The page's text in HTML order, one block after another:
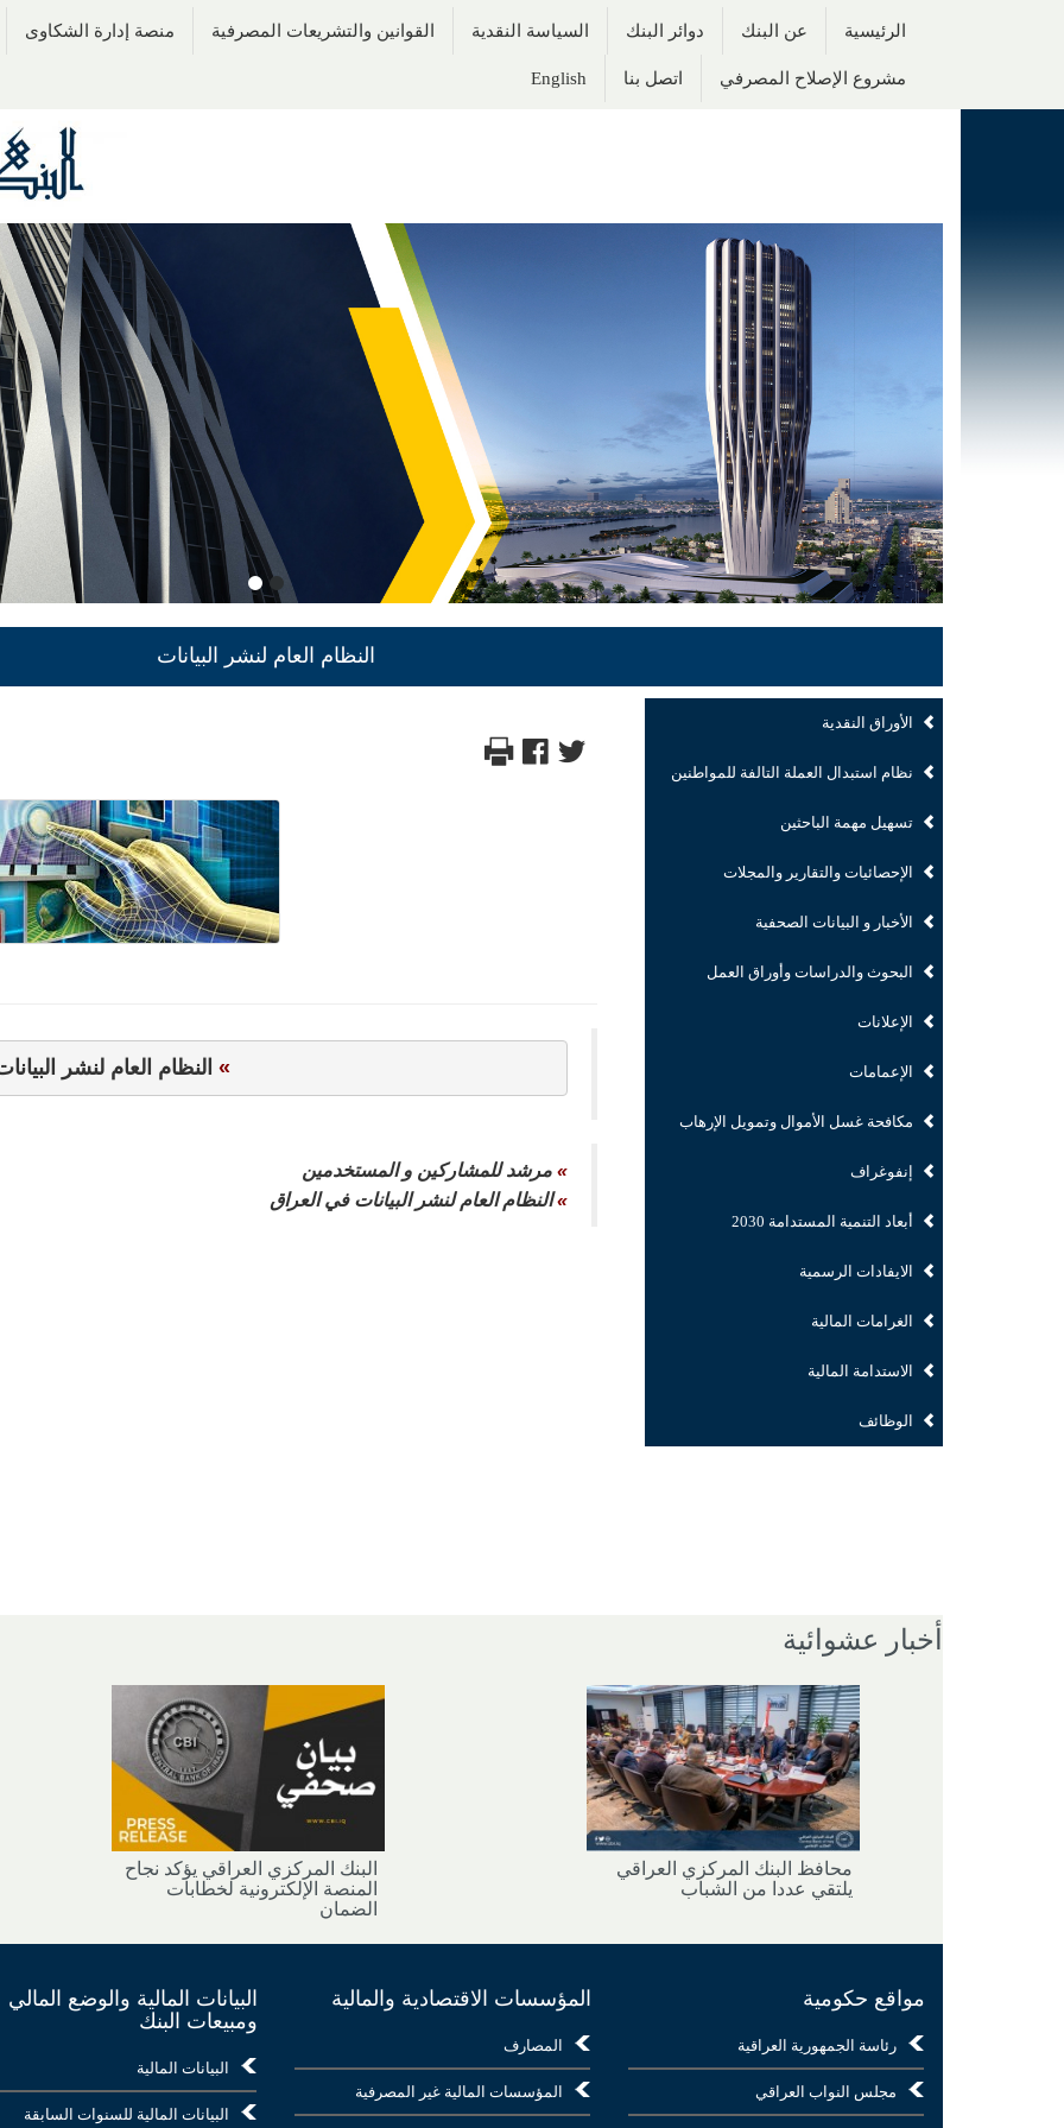
الرئيسية عن البنك دوائر البنك السياسة النقدية القوانين والتشريعات المصرفية منصة إدارة الشكاوى
مشروع الإصلاح المصرفي اتصل بنا English
النظام العام لنشر البيانات
الأوراق النقدية
نظام استبدال العملة التالفة للمواطنين
تسهيل مهمة الباحثين
الإحصائيات والتقارير والمجلات
الأخبار و البيانات الصحفية
البحوث والدراسات وأوراق العمل
الإعلانات
الإعمامات
مكافحة غسل الأموال وتمويل الإرهاب
إنفوغراف
أبعاد التنمية المستدامة 2030
الايفادات الرسمية
الغرامات المالية
الاستدامة المالية
الوظائف
» النظام العام لنشر
» مرشد للمشاركين و المستخدمين
» النظام العام لنشر البيانات في العراق
أخبار عشوائية
محافظ البنك المركزي العراقي
يلتقي عددا من الشباب
البنك المركزي العراقي يؤكد نجاح
المنصة الإلكترونية لخطابات
الضمان
مواقع حكومية
رئاسة الجمهورية العراقية
مجلس النواب العراقي
المؤسسات الاقتصادية والمالية
المصارف
المؤسسات المالية غير المصرفية
البيانات المالية والوضع المالي
ومبيعات البنك
البيانات المالية
البيانات المالية للسنوات السابقة